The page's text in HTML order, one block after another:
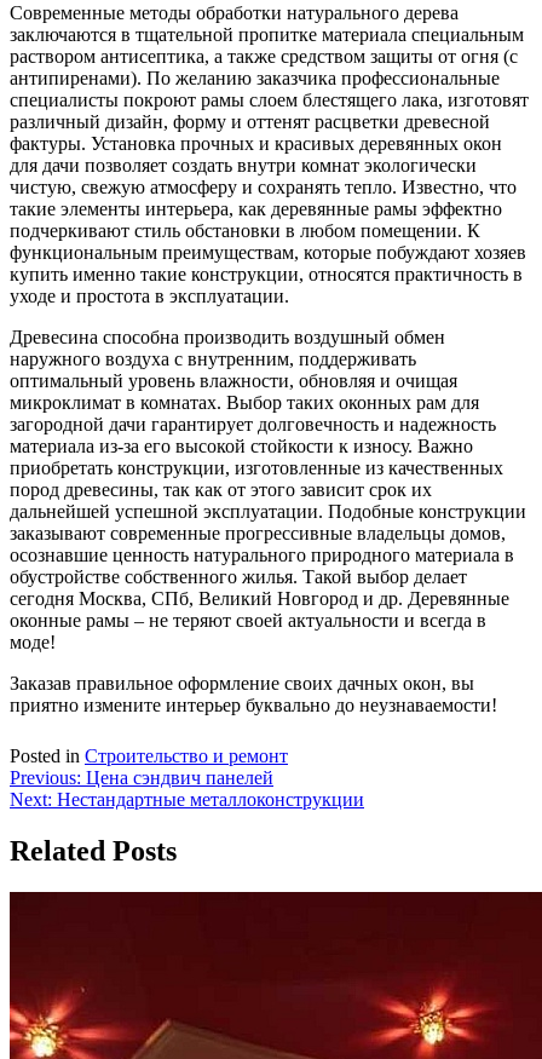
Современные методы обработки натурального дерева
заключаются в тщательной пропитке материала специальным
раствором антисептика, а также средством защиты от огня (с
антипиренами). По желанию заказчика профессиональные
специалисты покроют рамы слоем блестящего лака, изготовят
различный дизайн, форму и оттенят расцветки древесной
фактуры. Установка прочных и красивых деревянных окон
для дачи позволяет создать внутри комнат экологически
чистую, свежую атмосферу и сохранять тепло. Известно, что
такие элементы интерьера, как деревянные рамы эффектно
подчеркивают стиль обстановки в любом помещении. К
функциональным преимуществам, которые побуждают хозяев
купить именно такие конструкции, относятся практичность в
уходе и простота в эксплуатации.
Древесина способна производить воздушный обмен
наружного воздуха с внутренним, поддерживать
оптимальный уровень влажности, обновляя и очищая
микроклимат в комнатах. Выбор таких оконных рам для
загородной дачи гарантирует долговечность и надежность
материала из-за его высокой стойкости к износу. Важно
приобретать конструкции, изготовленные из качественных
пород древесины, так как от этого зависит срок их
дальнейшей успешной эксплуатации. Подобные конструкции
заказывают современные прогрессивные владельцы домов,
осознавшие ценность натурального природного материала в
обустройстве собственного жилья. Такой выбор делает
сегодня Москва, СПб, Великий Новгород и др. Деревянные
оконные рамы – не теряют своей актуальности и всегда в
моде!
Заказав правильное оформление своих дачных окон, вы
приятно измените интерьер буквально до неузнаваемости!
Posted in Строительство и ремонт
Навигация
по
записям
Previous: Цена сэндвич панелей
Next: Нестандартные металлоконструкции
Related Posts